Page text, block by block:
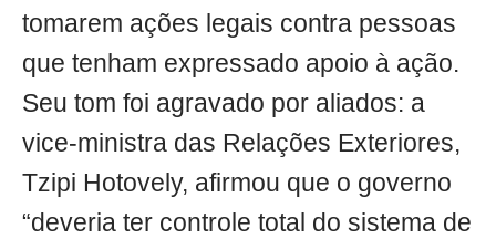
tomarem ações legais contra pessoas
que tenham expressado apoio à ação.
Seu tom foi agravado por aliados: a
vice-ministra das Relações Exteriores,
Tzipi Hotovely, afirmou que o governo
“deveria ter controle total do sistema de